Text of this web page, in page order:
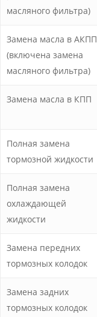
масляного фильтра)
Замена масла в АКПП
(включена замена
масляного фильтра)
Замена масла в КПП
Полная замена
тормозной жидкости
Полная замена
охлаждающей
жидкости
Замена передних
тормозных колодок
Замена задних
тормозных колодок